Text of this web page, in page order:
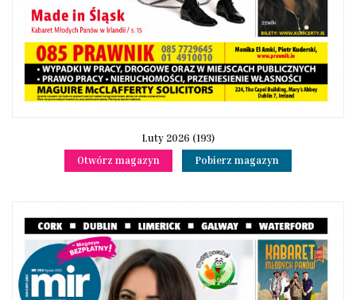
Luty 2026 (193)
Otwórz magazyn
Pobierz magazyn